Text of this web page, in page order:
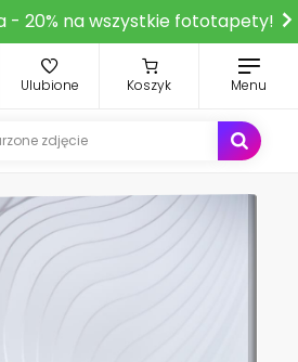
- 20% na wszystkie fototapety!
Ulubione Koszyk Menu